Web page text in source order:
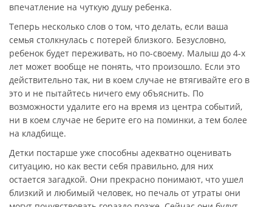
впечатление на чуткую душу ребенка.
Теперь несколько слов о том, что делать, если ваша
семья столкнулась с потерей близкого. Безусловно,
ребенок будет переживать, но по-своему. Малыш до 4-х
лет может вообще не понять, что произошло. Если это
действительно так, ни в коем случае не втягивайте его в
это и не пытайтесь ничего ему объяснить. По
возможности удалите его на время из центра событий,
ни в коем случае не берите его на поминки, а тем более
на кладбище.
Детки постарше уже способны адекватно оценивать
ситуацию, но как вести себя правильно, для них
остается загадкой. Они прекрасно понимают, что ушел
близкий и любимый человек, но печаль от утраты они